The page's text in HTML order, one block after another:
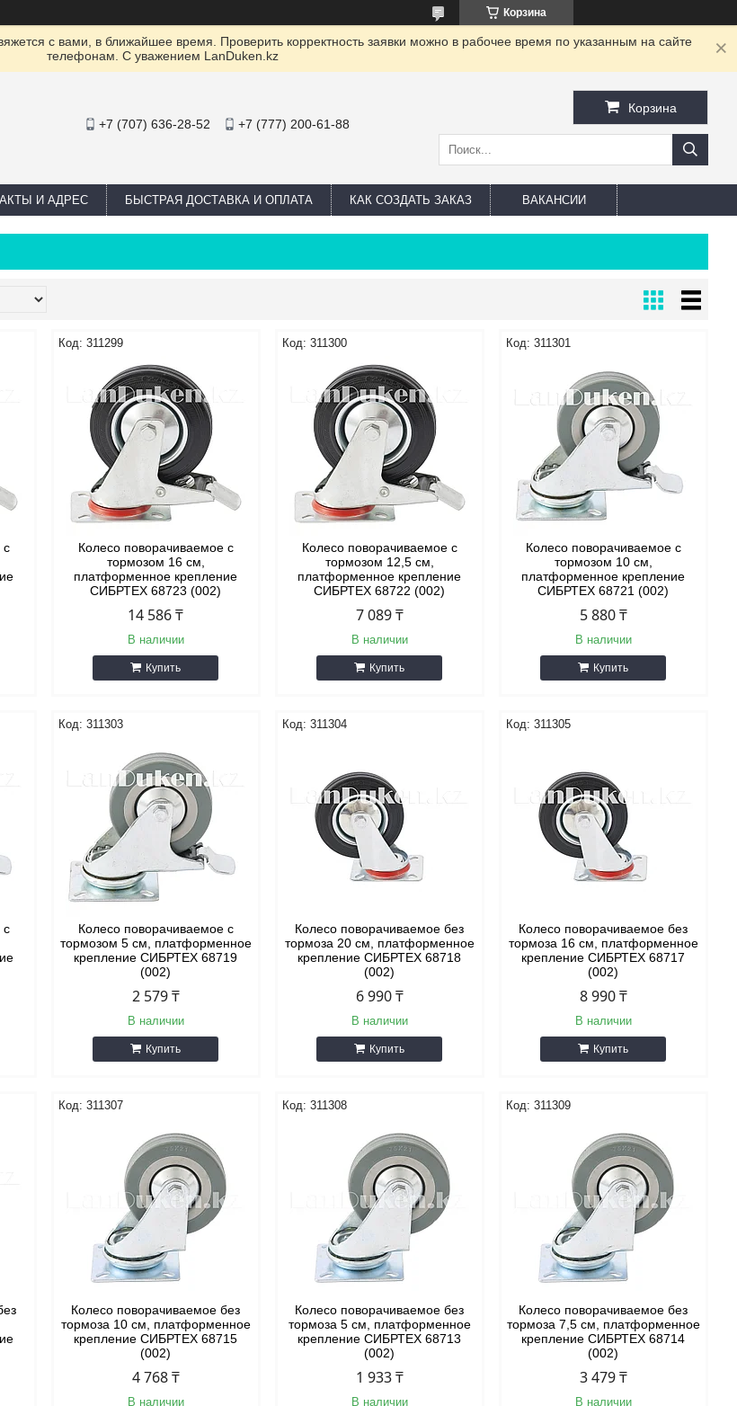
Корзина
с вами, в ближайшее время. Проверить корректность заявки можно в рабочее время по указанным на сайте
телефонам. С уважением LanDuken.kz
+7 (707) 636-28-52 +7 (777) 200-61-88
Корзина
И АДРЕС БЫСТРАЯ ДОСТАВКА И ОПЛАТА КАК СОЗДАТЬ ЗАКАЗ ВАКАНСИИ
с
311299
Колесо поворачиваемое с
тормозом 16 см,
платформенное крепление
СИБРТЕХ 68723 (002)
14 586 ₸
В наличии
Купить
311300
Колесо поворачиваемое с
тормозом 12,5 см,
платформенное крепление
СИБРТЕХ 68722 (002)
7 089 ₸
В наличии
Купить
311301
Колесо поворачиваемое с
тормозом 10 см,
платформенное крепление
СИБРТЕХ 68721 (002)
5 880 ₸
В наличии
Купить
с
311303
Колесо поворачиваемое с
тормозом 5 см, платформенное
крепление СИБРТЕХ 68719
(002)
2 579 ₸
В наличии
Купить
311304
Колесо поворачиваемое без
тормоза 20 см, платформенное
крепление СИБРТЕХ 68718
(002)
6 990 ₸
В наличии
Купить
311305
Колесо поворачиваемое без
тормоза 16 см, платформенное
крепление СИБРТЕХ 68717
(002)
8 990 ₸
В наличии
Купить
311307
Колесо поворачиваемое без
тормоза 10 см, платформенное
крепление СИБРТЕХ 68715
(002)
4 768 ₸
В наличии
311308
Колесо поворачиваемое без
тормоза 5 см, платформенное
крепление СИБРТЕХ 68713
(002)
1 933 ₸
В наличии
311309
Колесо поворачиваемое без
тормоза 7,5 см, платформенное
крепление СИБРТЕХ 68714
(002)
3 479 ₸
В наличии